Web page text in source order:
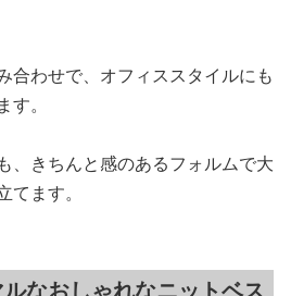
合わせで、オフィススタイルにも
。
、きちんと感のあるフォルムで大
ます。
なおしゃれなニットベス